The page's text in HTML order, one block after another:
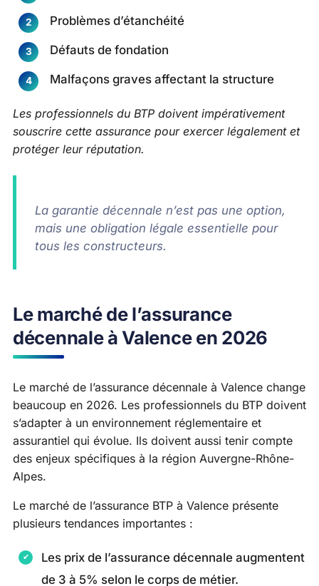
Problèmes d’étanchéité
Défauts de fondation
Malfaçons graves affectant la structure
Les professionnels du BTP doivent impérativement
souscrire cette assurance pour exercer légalement et
protéger leur réputation.
La garantie décennale n’est pas une option,
mais une obligation légale essentielle pour
tous les constructeurs.
Le marché de l’assurance
décennale à Valence en 2026
Le marché de l’assurance décennale à Valence change
beaucoup en 2026. Les professionnels du BTP doivent
s’adapter à un environnement réglementaire et
assurantiel qui évolue. Ils doivent aussi tenir compte
des enjeux spécifiques à la région Auvergne-Rhône-
Alpes.
Le marché de l’assurance BTP à Valence présente
plusieurs tendances importantes :
Les prix de l’assurance décennale augmentent
de 3 à 5% selon le corps de métier.